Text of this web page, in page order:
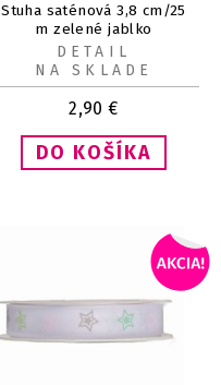
Stuha saténová 3,8 cm/25
m zelené jablko
2,90 €
DETAIL
NA SKLADE